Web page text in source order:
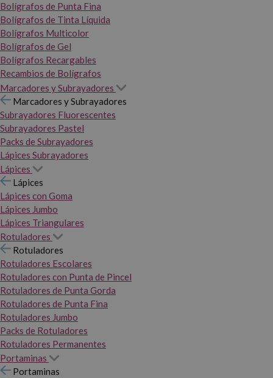
Bolígrafos de Punta Fina
Bolígrafos de Tinta Líquida
Bolígrafos Multicolor
Bolígrafos de Gel
Bolígrafos Recargables
Recambios de Bolígrafos
Marcadores y Subrayadores
Marcadores y Subrayadores
Subrayadores Fluorescentes
Subrayadores Pastel
Packs de Subrayadores
Lápices Subrayadores
Lápices
Lápices
Lápices con Goma
Lápices Jumbo
Lápices Triangulares
Rotuladores
Rotuladores
Rotuladores Escolares
Rotuladores con Punta de Pincel
Rotuladores de Punta Gorda
Rotuladores de Punta Fina
Rotuladores Jumbo
Packs de Rotuladores
Rotuladores Permanentes
Portaminas
Portaminas